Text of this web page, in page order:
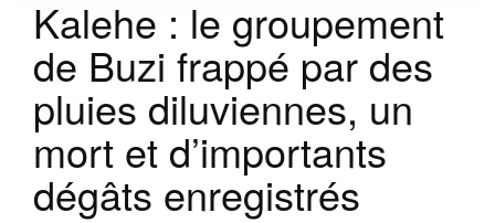
Kalehe : le groupement
de Buzi frappé par des
pluies diluviennes, un
mort et d’importants
dégâts enregistrés